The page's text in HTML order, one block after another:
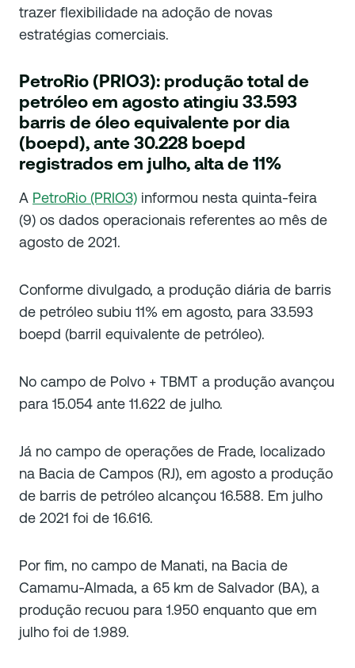
trazer flexibilidade na adoção de novas
estratégias comerciais.
PetroRio (PRIO3): produção total de
petróleo em agosto atingiu 33.593
barris de óleo equivalente por dia
(boepd), ante 30.228 boepd
registrados em julho, alta de 11%
A PetroRio (PRIO3) informou nesta quinta-feira
(9) os dados operacionais referentes ao mês de
agosto de 2021.
Conforme divulgado, a produção diária de barris
de petróleo subiu 11% em agosto, para 33.593
boepd (barril equivalente de petróleo).
No campo de Polvo + TBMT a produção avançou
para 15.054 ante 11.622 de julho.
Já no campo de operações de Frade, localizado
na Bacia de Campos (RJ), em agosto a produção
de barris de petróleo alcançou 16.588. Em julho
de 2021 foi de 16.616.
Por fim, no campo de Manati, na Bacia de
Camamu-Almada, a 65 km de Salvador (BA), a
produção recuou para 1.950 enquanto que em
julho foi de 1.989.